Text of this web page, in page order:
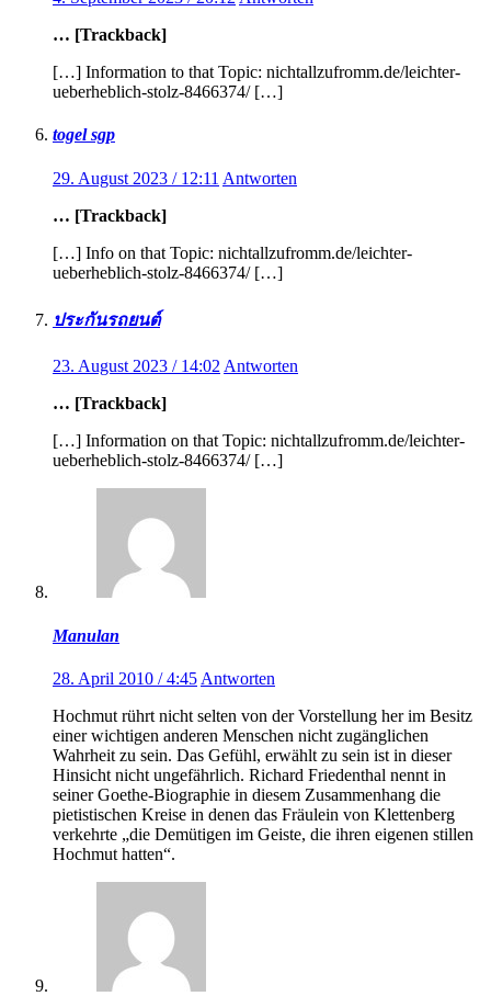
… [Trackback]
[…] Information to that Topic: nichtallzufromm.de/leichter-
ueberheblich-stolz-8466374/ […]
togel sgp
29. August 2023 / 12:11 Antworten
… [Trackback]
[…] Info on that Topic: nichtallzufromm.de/leichter-
ueberheblich-stolz-8466374/ […]
ประกันรถยนต์
23. August 2023 / 14:02 Antworten
… [Trackback]
[…] Information on that Topic: nichtallzufromm.de/leichter-
ueberheblich-stolz-8466374/ […]
Manulan
28. April 2010 / 4:45 Antworten
Hochmut rührt nicht selten von der Vorstellung her im Besitz
einer wichtigen anderen Menschen nicht zugänglichen
Wahrheit zu sein. Das Gefühl, erwählt zu sein ist in dieser
Hinsicht nicht ungefährlich. Richard Friedenthal nennt in
seiner Goethe-Biographie in diesem Zusammenhang die
pietistischen Kreise in denen das Fräulein von Klettenberg
verkehrte „die Demütigen im Geiste, die ihren eigenen stillen
Hochmut hatten“.